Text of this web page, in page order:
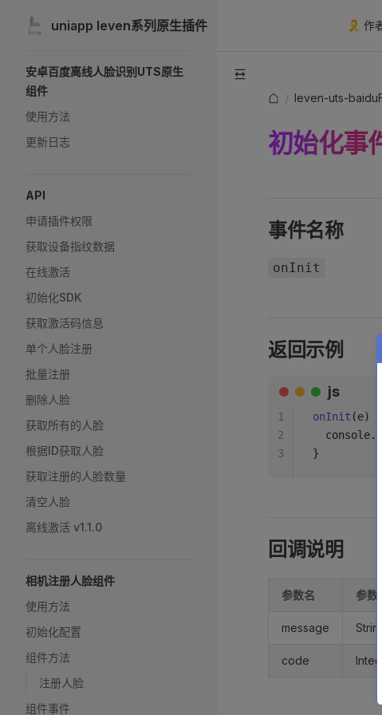
Skip to content
uniapp leven系列原生插件 🎗️ 作
安卓百度离线人脸识别UTS原生
组件
使用方法
更新日志
API
申请插件权限
获取设备指纹数据
在线激活
初始化SDK
获取激活码信息
单个人脸注册
批量注册
删除人脸
获取所有的人脸
根据ID获取人脸
获取注册的人脸数量
清空人脸
离线激活 v1.1.0
相机注册人脸组件
使用方法
初始化配置
组件方法
注册人脸
组件事件
/ leven-uts-
初始化事
事件名称
onInit
返回示例
js
onInit (e) {
  console.
}
1
2
3
回调说明
参数名 参数
message String
code